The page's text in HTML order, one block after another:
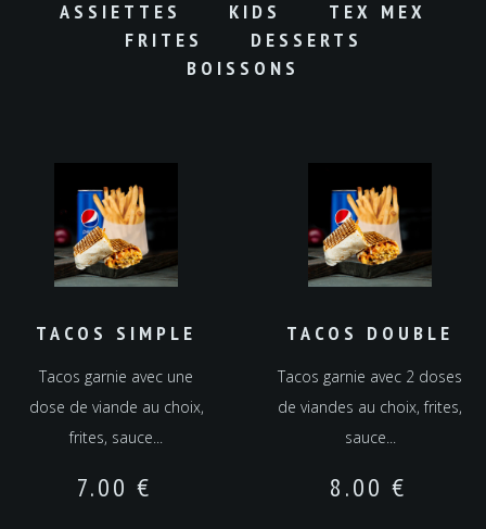
ASSIETTES KIDS
TEX MEX
FRITES
DESSERTS
BOISSONS
TACOS SIMPLE
Tacos garnie avec une
dose de viande au choix,
frites, sauce...
7.00 €
TACOS DOUBLE
Tacos garnie avec 2 doses
de viandes au choix, frites,
sauce...
8.00 €